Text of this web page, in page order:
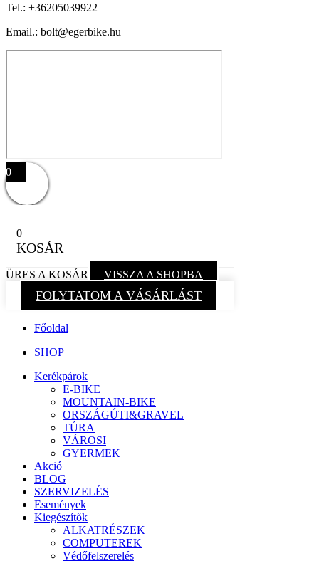
Tel.: +36205039922
Email.: bolt@egerbike.hu
0
0
KOSÁR
ÜRES A KOSÁR VISSZA A SHOPBA
FOLYTATOM A VÁSÁRLÁST
Főoldal
SHOP
Kerékpárok
E-BIKE
MOUNTAIN-BIKE
ORSZÁGÚTI&GRAVEL
TÚRA
VÁROSI
GYERMEK
Akció
BLOG
SZERVIZELÉS
Események
Kiegészítők
ALKATRÉSZEK
COMPUTEREK
Védőfelszerelés